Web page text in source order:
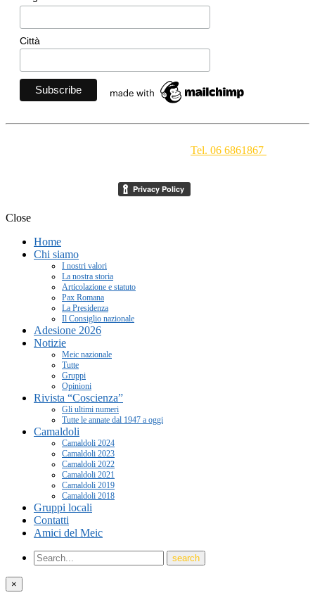
Città
Tel. 06 6861867
Close
Home
Chi siamo
I nostri valori
La nostra storia
Articolazione e statuto
Pax Romana
La Presidenza
Il Consiglio nazionale
Adesione 2026
Notizie
Meic nazionale
Tutte
Gruppi
Opinioni
Rivista “Coscienza”
Gli ultimi numeri
Tutte le annate dal 1947 a oggi
Camaldoli
Camaldoli 2024
Camaldoli 2023
Camaldoli 2022
Camaldoli 2021
Camaldoli 2019
Camaldoli 2018
Gruppi locali
Contatti
Amici del Meic
×